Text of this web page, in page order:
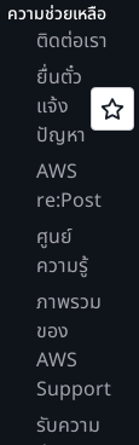
ความช่วยเหลือ
ติดต่อเรา
ยื่นตั๋ว
แจ้ง
ปัญหา
AWS
re:Post
ศูนย์
ความรู้
ภาพรวม
ของ
AWS
Support
รับความ